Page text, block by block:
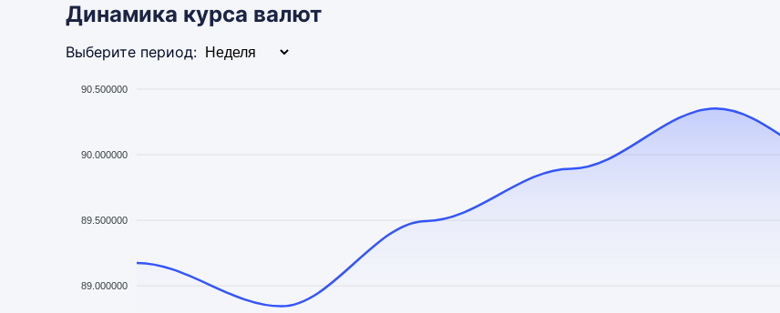
Динамика курса валют
Выберите период:
90.500000
90.000000
89.500000
89.000000